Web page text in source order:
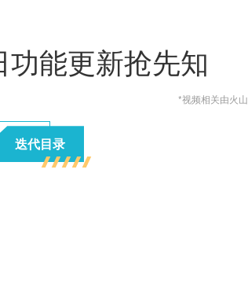
能更新抢先知
*视频相关由火
迭代目录